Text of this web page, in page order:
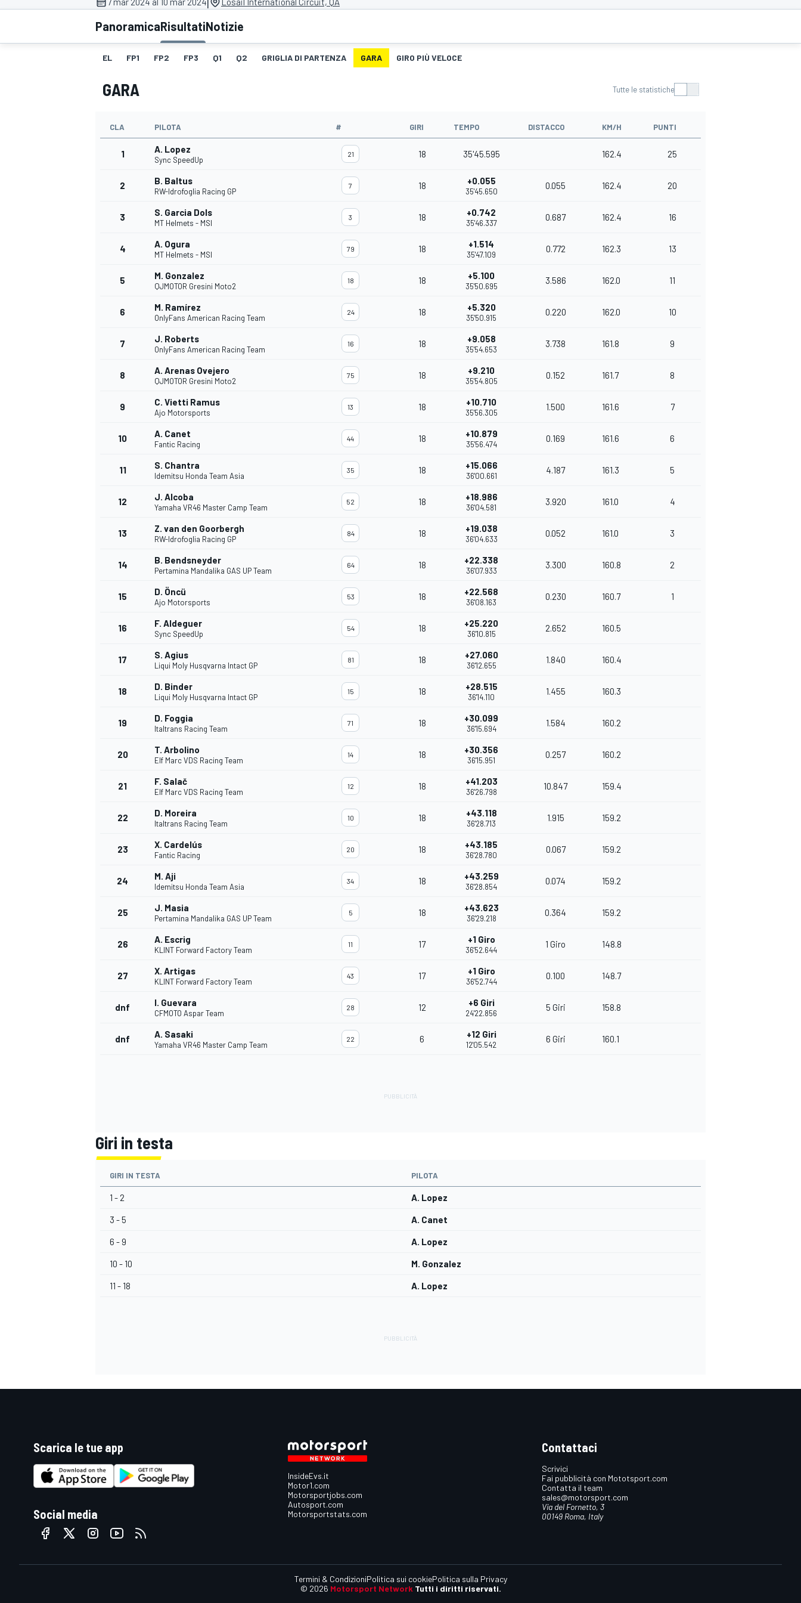
MOTOGP WEC
ENDURANCE/GT
PanoramicaRisultatiNotizie
EL FP1 FP2 FP3 Q1 Q2 GRIGLIA DI PARTENZA GARA GIRO PIÙ VELOCE
GARA Tutte le statistiche
CLA PILOTA # GIRI TEMPO DISTACCO KM/H PUNTI
1 A. Lopez
Sync SpeedUp
21 18 35'45.595 162.4 25
2 B. Baltus
RW-Idrofoglia Racing GP
7 18 +0.055
35'45.650
0.055 162.4 20
3 S. Garcia Dols
MT Helmets - MSI
3 18 +0.742
35'46.337
0.687 162.4 16
4 A. Ogura
MT Helmets - MSI
79 18 +1.514
35'47.109
0.772 162.3 13
5 M. Gonzalez
QJMOTOR Gresini Moto2
18 18 +5.100
35'50.695
3.586 162.0 11
6 M. Ramírez
OnlyFans American Racing Team
24 18 +5.320
35'50.915
0.220 162.0 10
7 J. Roberts
OnlyFans American Racing Team
16 18 +9.058
35'54.653
3.738 161.8 9
8 A. Arenas Ovejero
QJMOTOR Gresini Moto2
75 18 +9.210
35'54.805
0.152 161.7 8
9 C. Vietti Ramus
Ajo Motorsports
13 18 +10.710
35'56.305
1.500 161.6 7
10 A. Canet
Fantic Racing
44 18 +10.879
35'56.474
0.169 161.6 6
11 S. Chantra
Idemitsu Honda Team Asia
35 18 +15.066
36'00.661
4.187 161.3 5
12 J. Alcoba
Yamaha VR46 Master Camp Team
52 18 +18.986
36'04.581
3.920 161.0 4
13 Z. van den Goorbergh
RW-Idrofoglia Racing GP
84 18 +19.038
36'04.633
0.052 161.0 3
14 B. Bendsneyder
Pertamina Mandalika GAS UP Team
64 18 +22.338
36'07.933
3.300 160.8 2
15 D. Öncü
Ajo Motorsports
53 18 +22.568
36'08.163
0.230 160.7 1
16 F. Aldeguer
Sync SpeedUp
54 18 +25.220
36'10.815
2.652 160.5
17 S. Agius
Liqui Moly Husqvarna Intact GP
81 18 +27.060
36'12.655
1.840 160.4
18 D. Binder
Liqui Moly Husqvarna Intact GP
15 18 +28.515
36'14.110
1.455 160.3
19 D. Foggia
Italtrans Racing Team
71 18 +30.099
36'15.694
1.584 160.2
20 T. Arbolino
Elf Marc VDS Racing Team
14 18 +30.356
36'15.951
0.257 160.2
21 F. Salač
Elf Marc VDS Racing Team
12 18 +41.203
36'26.798
10.847 159.4
22 D. Moreira
Italtrans Racing Team
10 18 +43.118
36'28.713
1.915 159.2
23 X. Cardelús
Fantic Racing
20 18 +43.185
36'28.780
0.067 159.2
24 M. Aji
Idemitsu Honda Team Asia
34 18 +43.259
36'28.854
0.074 159.2
25 J. Masia
Pertamina Mandalika GAS UP Team
5 18 +43.623
36'29.218
0.364 159.2
26 A. Escrig
KLINT Forward Factory Team
11 17 +1 Giro
36'52.644
1 Giro 148.8
27 X. Artigas
KLINT Forward Factory Team
43 17 +1 Giro
36'52.744
0.100 148.7
dnf I. Guevara
CFMOTO Aspar Team
28 12 +6 Giri
24'22.856
5 Giri 158.8
dnf A. Sasaki
Yamaha VR46 Master Camp Team
22 6 +12 Giri
12'05.542
6 Giri 160.1
Giri in testa
GIRI IN TESTA PILOTA
1 - 2 A. Lopez
3 - 5 A. Canet
6 - 9 A. Lopez
10 - 10 M. Gonzalez
11 - 18 A. Lopez
Scarica le tue app
Social media
InsideEvs.it
Motor1.com
Motorsportjobs.com
Autosport.com
Motorsportstats.com
Contattaci
Scrivici
Fai pubblicità con Mototsport.com
Contatta il team
sales@motorsport.com
Via del Fornetto, 3
00149 Roma, Italy
© 2026 Motorsport Network Tutti i diritti riservati.
Termini & CondizioniPolitica sui cookiePolitica sulla Privacy